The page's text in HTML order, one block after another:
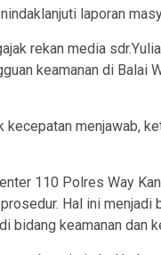
laporan
rekan media
keamanan di Balai
menjawab,
110 Polres Way
Hal ini menjadi
bidang keamanan dan